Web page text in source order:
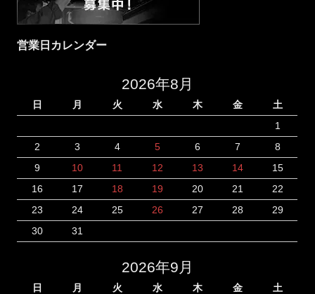
営業日カレンダー
2026年8月
日 月 火 水 木 金
土
1
2
3 4 5 6 7
8
9
10 11 12 13 14
15
16
17 18 19 20 21
22
23
24 25 26 27 28
29
30
31
2026年9月
日 月 火 水 木 金
土